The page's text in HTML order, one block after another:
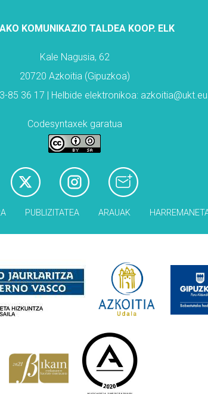
KOMUNIKAZIO TALDEA KOOP. ELK
Kale Nagusia, 62
20720 Azkoitia (Gipuzkoa)
85 36 17 | Helbide elektronikoa:
Codesyntaxek garatua
PUBLIZITATEA ARAUAK